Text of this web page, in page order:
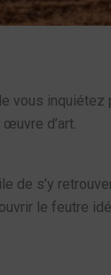
vous inquiétez
d’art.
de s’y
le feutre